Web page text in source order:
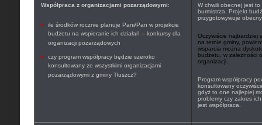
Współpraca z organizacjami pozarządowymi:
ile środków rocznie planuje Pani/Pan w projekcie
budżetu na wspieranie ich działań – konkursy dla
organizacji pozarządowych
czy program współpracy będzie szeroko
konsultowany ze wszystkimi organizacjami
pozarządowymi z gminy Tłuszcz?
W chwili obecnej jest
burmistrza. Projekt
przygotowywuje
Oczywiście najbardziej
na ternie gminy,
wsparcia można
budżetu, w zależności
organizacji.
Program współpracy
konsultowany
gdyż to one najlepiej
problemy czy zakres
jest współpraca.